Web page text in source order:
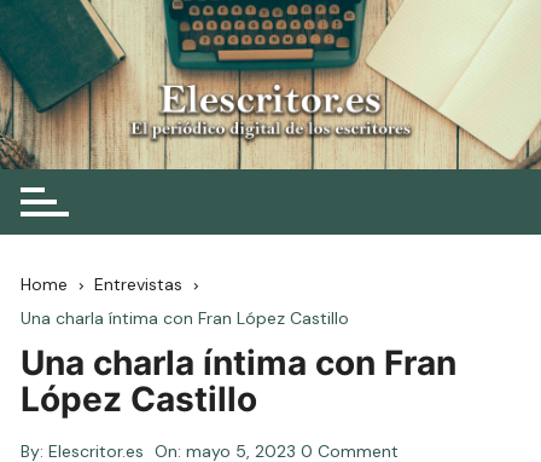
Skip
to
content
Elescritor.es
El periódico digital de los escritores
Home
Entrevistas
Una charla íntima con Fran López Castillo
Una charla íntima con Fran
López Castillo
By: Elescritor.es On:mayo 5, 2023 0 Comment